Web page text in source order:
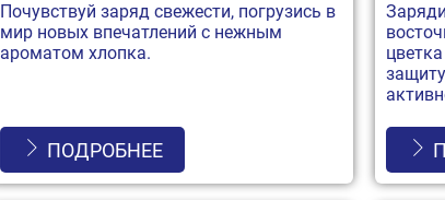
Почувствуй заряд свежести, погрузись в
мир новых впечатлений с нежным
ароматом хлопка.
ПОДРОБНЕЕ